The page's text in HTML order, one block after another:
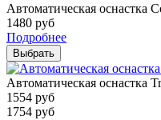
Автоматическая оснастка
1480 руб
Подробнее
Выбрать
Автоматическая оснастка
1554 руб
1754 руб